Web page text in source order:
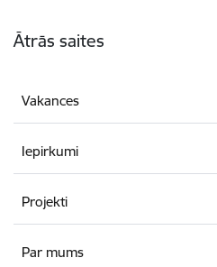
Ātrās saites
Vakances
Iepirkumi
Projekti
Par mums